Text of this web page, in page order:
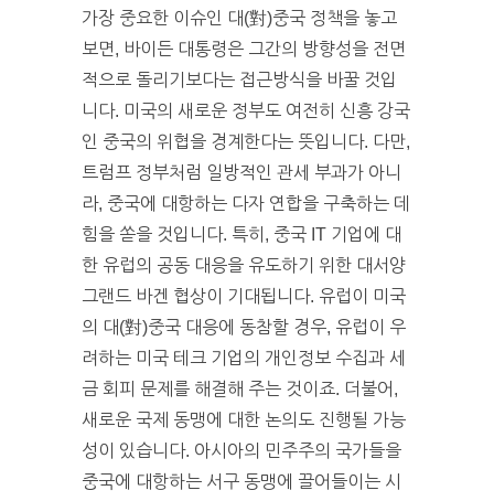
가장 중요한 이슈인 대(對)중국 정책을 놓고
보면, 바이든 대통령은 그간의 방향성을 전면
적으로 돌리기보다는 접근방식을 바꿀 것입
니다. 미국의 새로운 정부도 여전히 신흥 강국
인 중국의 위협을 경계한다는 뜻입니다. 다만,
트럼프 정부처럼 일방적인 관세 부과가 아니
라, 중국에 대항하는 다자 연합을 구축하는 데
힘을 쏟을 것입니다. 특히, 중국 IT 기업에 대
한 유럽의 공동 대응을 유도하기 위한 대서양
그랜드 바겐 협상이 기대됩니다. 유럽이 미국
의 대(對)중국 대응에 동참할 경우, 유럽이 우
려하는 미국 테크 기업의 개인정보 수집과 세
금 회피 문제를 해결해 주는 것이죠. 더불어,
새로운 국제 동맹에 대한 논의도 진행될 가능
성이 있습니다. 아시아의 민주주의 국가들을
중국에 대항하는 서구 동맹에 끌어들이는 시